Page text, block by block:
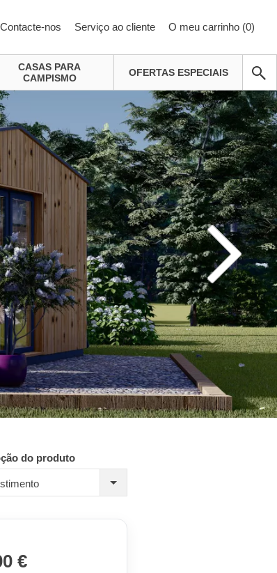
Contacte-nos Serviço ao cliente O meu carrinho (0)
CASAS PARA
CAMPISMO
OFERTAS ESPECIAIS
do produto
€